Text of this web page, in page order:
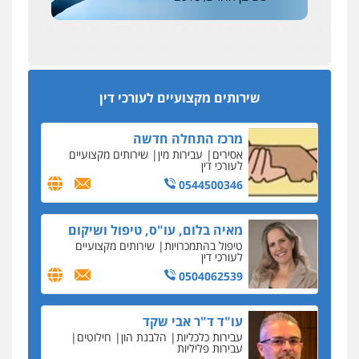
שירותים מקצועיים לעורכי דין
מקצועיים לעורכי דין
מרכז התחלה חדשה
אסירים עבירות מין שירותים מקצועיים
לעורכי דין
0544500346
מאיה בלום, עו"ס, טיפול ושיקום
טיפול בהתמכרויות שירותים מקצועיים
לעורכי דין
0504062539
עו"ד ד"ר אבי שקד
עבירות כלכליות הלבנת הון חילוטים
עבירות פליליות
עסקה חמה
כתב האישום נגד עו"ד עידן דביר: האונס והמחירון
לאקטים מיניים
כתב אישום: יו"ר ש"ס לשעבר בחיפה וסינדיקאט
ההלוואות של משפחת הרינג
הפרקליטות: הרב נתנאל חייק ואביו הרב אריה חייק
שמשו אנשי
החשוד ברצח עו"ד ארבל פלדמן טען לרקע נפשי
ושתק בחקירתו
בבית המשפט התברר כי לחשוד, אחמד אלרג'וב
מרמלה, לא נערכה
יחסי עו"ד לקוח
עורכת דין נעצרה בחשד להעברת סם לנאשם בכלא
השרון